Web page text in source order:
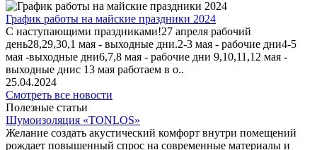
График работы на майские праздники 2024
С наступающими праздниками!27 апреля рабочий
день28,29,30,1 мая - выходные дни.2-3 мая - рабочие дни4-5
мая -выходные дни6,7,8 мая - рабочие дни 9,10,11,12 мая -
выходные днис 13 мая работаем в о..
25.04.2024
Смотреть все новости
Полезные статьи
Шумоизоляция «TONLOS»
Желание создать акустический комфорт внутри помещений
рождает повышенный спрос на современные материалы и